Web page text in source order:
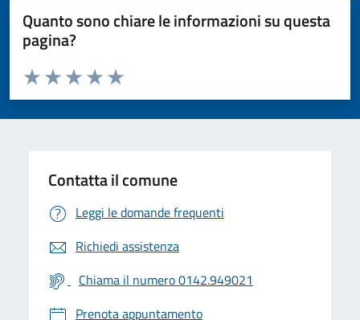
Quanto sono chiare le informazioni su questa
pagina?
Valuta da 1 a 5 stelle la pagina
Valuta 5 stelle su 5
Valuta 4 stelle su 5
Valuta 3 stelle su 5
Valuta 2 stelle su 5
Valuta 1 stelle su 5
Contatta il comune
Leggi le domande frequenti
Richiedi assistenza
Chiama il numero 0142.949021
Prenota appuntamento